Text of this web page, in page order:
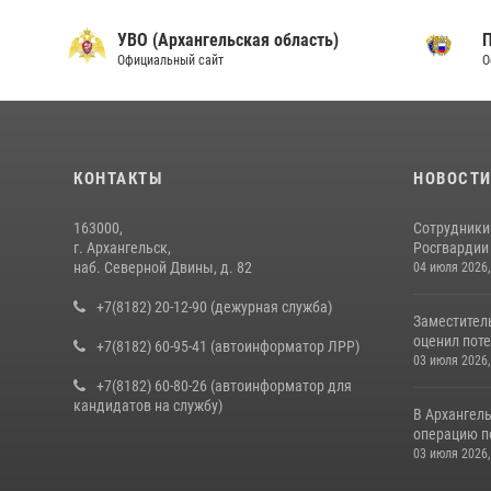
УВО (Архангельская область)
Официальный сайт
КОНТАКТЫ
163000,
г. Архангельск,
наб. Северной Двины, д. 82
+7(8182) 20-12-90 (дежурная служба)
+7(8182) 60-95-41 (автоинформатор ЛРР)
+7(8182) 60-80-26 (автоинформатор для
кандидатов на службу)
НОВОСТИ
04 июля
оценил
03 июля
В
операцию
03 июля